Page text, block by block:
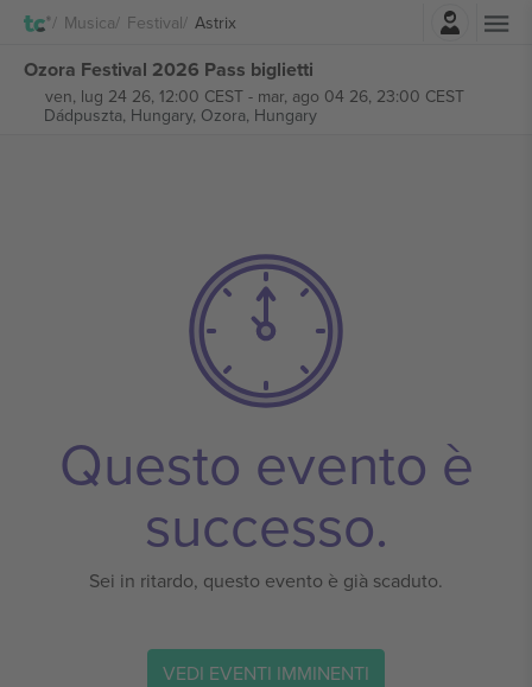
Musica Festival Astrix
Ozora Festival 2026 Pass biglietti
ven, lug 24 26, 12:00 CEST- mar, ago 04 26, 23:00 CEST
Dádpuszta, Hungary, Ozora, Hungary
Questo evento è
successo.
Sei in ritardo, questo evento è già scaduto.
VEDI EVENTI IMMINENTI